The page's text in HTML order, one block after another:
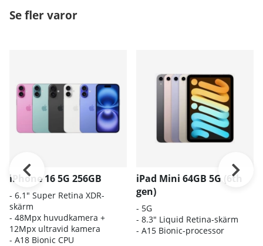
Se fler varor
iPhone 16 5G 256GB
- 6.1″ Super Retina XDR-
skärm
- 48Mpx huvudkamera +
12Mpx ultravid kamera
- A18 Bionic CPU
iPad Mini 64GB 5G (6th
gen)
- 5G
- 8.3" Liquid Retina-skärm
- A15 Bionic-processor